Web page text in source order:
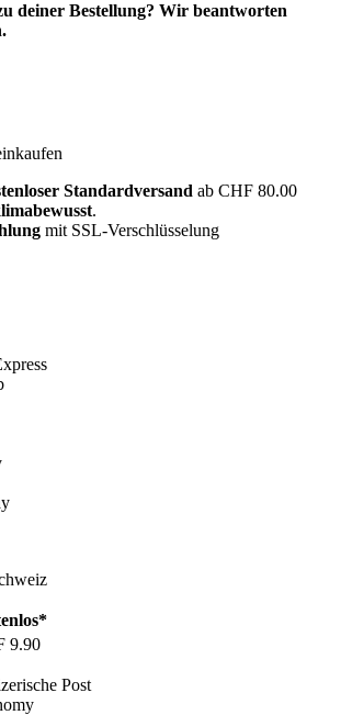
deiner Bestellung? Wir beantworten
Standardversand ab CHF 80.00
.
mit SSL-Verschlüsselung
9.90